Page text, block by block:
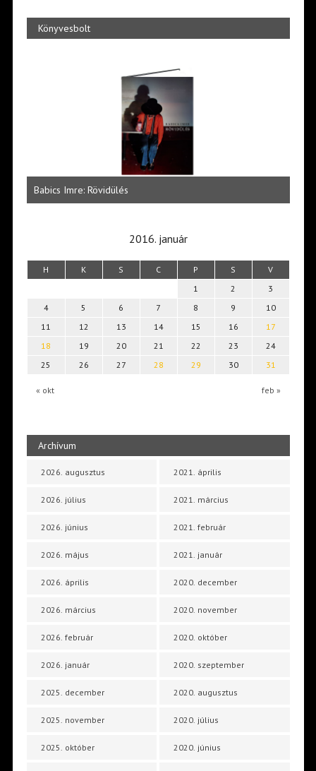
Könyvesbolt
Babics Imre: Rövidülés
2016. január
H K S C P S V
« okt feb »
1 2
3
4
5 6 7 8 9
10
11
12 13 14 15 16
17
18
19 20 21 22 23
24
25
26 27 28 29 30 31
Archívum
2026. augusztus
2026. július
2026. június
2026. május
2026. április
2026. március
2026. február
2026. január
2025. december
2025. november
2025. október
2021. április
2021. március
2021. február
2021. január
2020. december
2020. november
2020. október
2020. szeptember
2020. augusztus
2020. július
2020. június